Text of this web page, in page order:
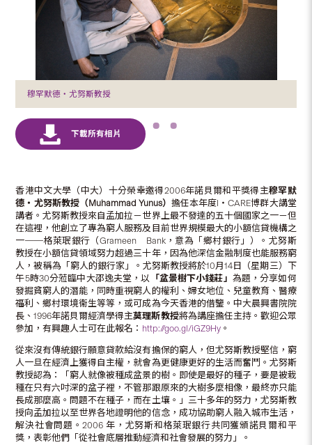
穆罕默德‧尤努斯教授
香港中文大學（中大）十分榮幸邀得2006年諾貝爾和平獎得主穆罕默
德 ‧ 尤努斯教授（Muhammad Yunus）擔任本年度I‧CARE博群大講堂
講者。尤努斯教授來自孟加拉－世界上最不發達的五十個國家之一－但
在這裡，他創立了專為窮人服務及目前世界規模最大的小額信貸機構之
一──格萊珉銀行（Grameen Bank，意為「鄉村銀行」）。尤努斯
教授在小額信貸領域努力超過三十年，因為他深信金融制度也能服務窮
人，被稱為「窮人的銀行家」。尤努斯教授將於10月14日（星期三）下
午5時30分蒞臨中大邵逸夫堂，以
「盆景樹下小錢莊」 為題，分享如何
發掘貧窮人的潛能，同時重視窮人的權利、婦女地位、兒童教育、醫療
福利、鄉村環境衞生等等，或可成為今天香港的借鑒。中大晨興書院院
長、1996年諾貝爾經濟學得主莫理斯教授將為講座擔任主持。歡迎公眾
參加，有興趣人士可在此報名： http://goo.gl/iGZ9Hy 。
從來沒有傳統銀行願意貸款給沒有擔保的窮人，但尤努斯教授堅信，窮
人一旦在經濟上獲得自主權，就會為更健康更好的生活而奮鬥。尤努斯
教授認為：「窮人就像被種成盆景的樹。即使是最好的種子，要是被栽
種在只有六吋深的盆子裡，不管那跟原來的大樹多麼相像，最終亦只能
長成那麼高。問題不在種子，而在土壤。」三十多年的努力，尤努斯教
授向孟加拉以至世界各地證明他的信念，成功協助窮人融入城市生活，
解決社會問題。2006 年，尤努斯和格萊珉銀行共同獲頒諾貝爾和平
獎，表彰他們「從社會底層推動經濟和社會發展的努力」。